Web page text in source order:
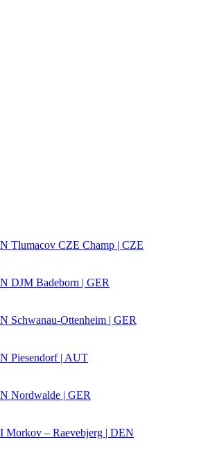
Tlumacov CZE Champ | CZE
DJM Badeborn | GER
Schwanau-Ottenheim | GER
Piesendorf | AUT
Nordwalde | GER
Morkov – Raevebjerg | DEN